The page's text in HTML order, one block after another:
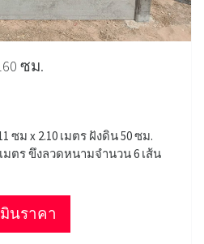
ซม.
ซม x 2.10 เมตร ฝังดิน 50 ซม.
เมตร ขึงลวดหนามจำนวน 6 เส้น
นราคา